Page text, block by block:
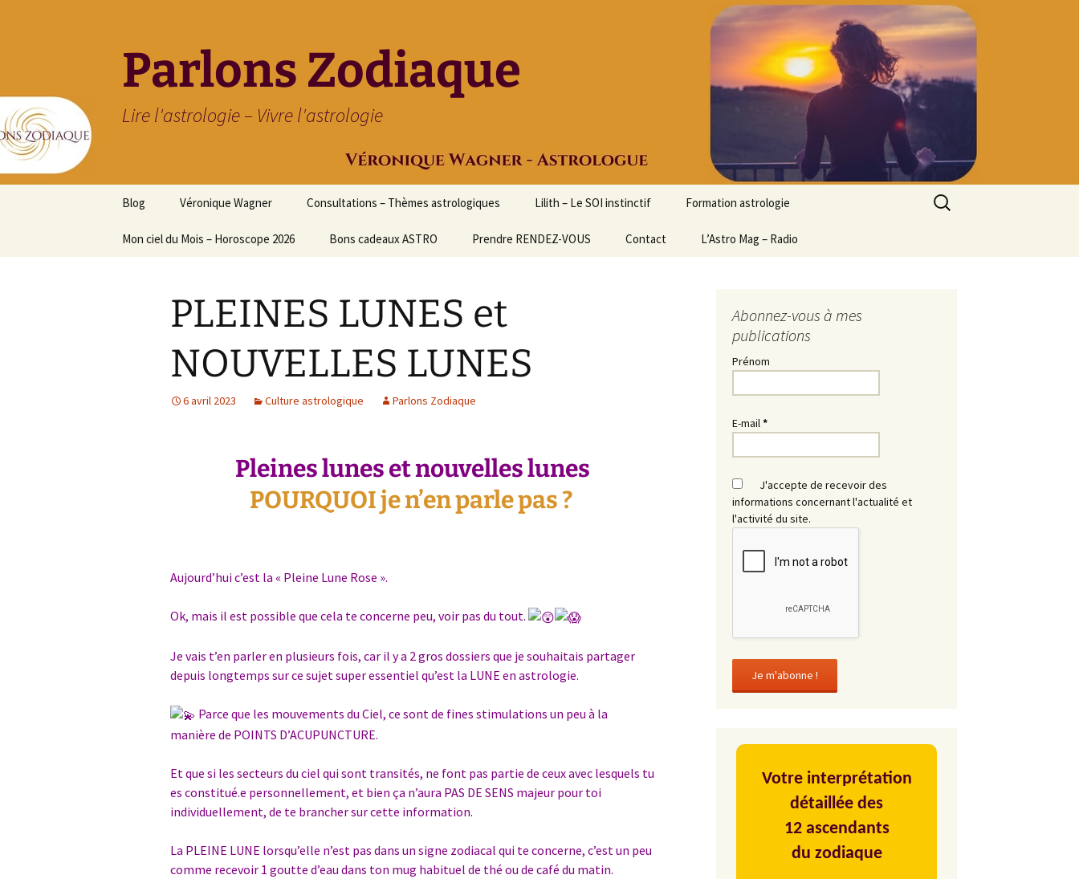
Parlons Zodiaque
Lire l'astrologie – Vivre l'astrologie
contenu
Blog Véronique Wagner Consultations – Thèmes astrologiques Lilith – Le SOI instinctif Formation astrologie
Initiation à l’ASTROLOGIE
Stage découverte
Formation en ligne
Astrologie
Mon ciel du Mois – Horoscope 2026 Bons cadeaux ASTRO Prendre RENDEZ-VOUS Contact L’Astro Mag – Radio
Rechercher :
PLEINES LUNES et
NOUVELLES LUNES
6 avril 2023 Culture astrologique Parlons Zodiaque
Pleines lunes et nouvelles lunes
POURQUOI je n’en parle pas ?
Aujourd’hui c’est la « Pleine Lune Rose ».
Ok, mais il est possible que cela te concerne peu, voir pas du tout.
Je vais t’en parler en plusieurs fois, car il y a 2 gros dossiers que je souhaitais partager
depuis longtemps sur ce sujet super essentiel qu’est la LUNE en astrologie.
Parce que les mouvements du Ciel, ce sont de fines stimulations un peu à la
manière de POINTS D’ACUPUNCTURE.
Et que si les secteurs du ciel qui sont transités, ne font pas partie de ceux avec lesquels tu
es constitué.e personnellement, et bien ça n’aura PAS DE SENS majeur pour toi
individuellement, de te brancher sur cette information.
La PLEINE LUNE lorsqu’elle n’est pas dans un signe zodiacal qui te concerne, c’est un peu
comme recevoir 1 goutte d’eau dans ton mug habituel de thé ou de café du matin.
Abonnez-vous à mes
publications
Prénom
E-mail*
J'accepte de recevoir des
informations concernant l'actualité et
l'activité du site.
Votre interprétation
détaillée des
12 ascendants
du zodiaque